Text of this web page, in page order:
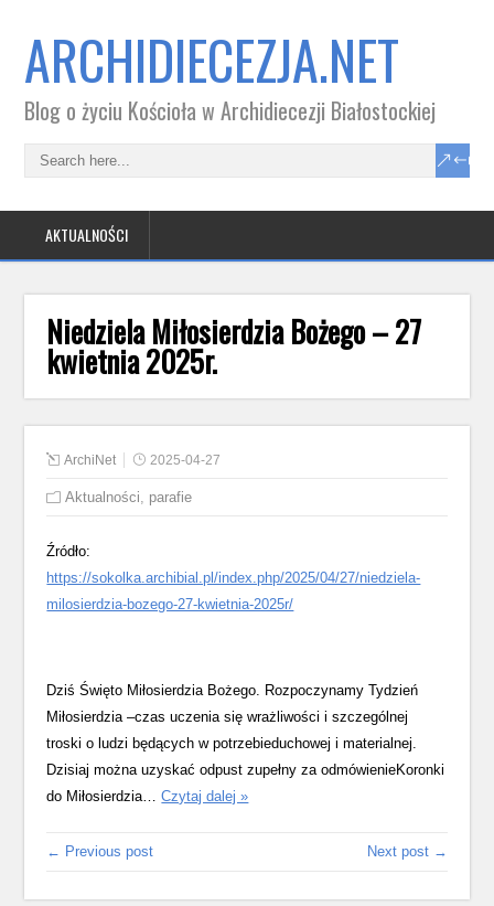
ARCHIDIECEZJA.NET
Blog o życiu Kościoła w Archidiecezji Białostockiej
AKTUALNOŚCI
Niedziela Miłosierdzia Bożego – 27
kwietnia 2025r.
ArchiNet 2025-04-27
Aktualności, parafie
Źródło:
https://sokolka.archibial.pl/index.php/2025/04/27/niedziela-
milosierdzia-bozego-27-kwietnia-2025r/
Dziś Święto Miłosierdzia Bożego. Rozpoczynamy Tydzień
Miłosierdzia –czas uczenia się wrażliwości i szczególnej
troski o ludzi będących w potrzebieduchowej i materialnej.
Dzisiaj można uzyskać odpust zupełny za odmówienieKoronki
do Miłosierdzia…Czytaj dalej »Niedziela
27
← Previous post Next post →